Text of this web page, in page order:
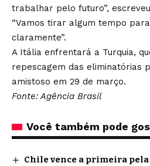
trabalhar pelo futuro”,
“Vamos tirar algum tempo
claramente”.
A Itália enfrentará a Turquia,
repescagem das eliminatórias
amistoso em 29 de março.
Fonte: Agência Brasil
Você também pode
Chile vence a primeira